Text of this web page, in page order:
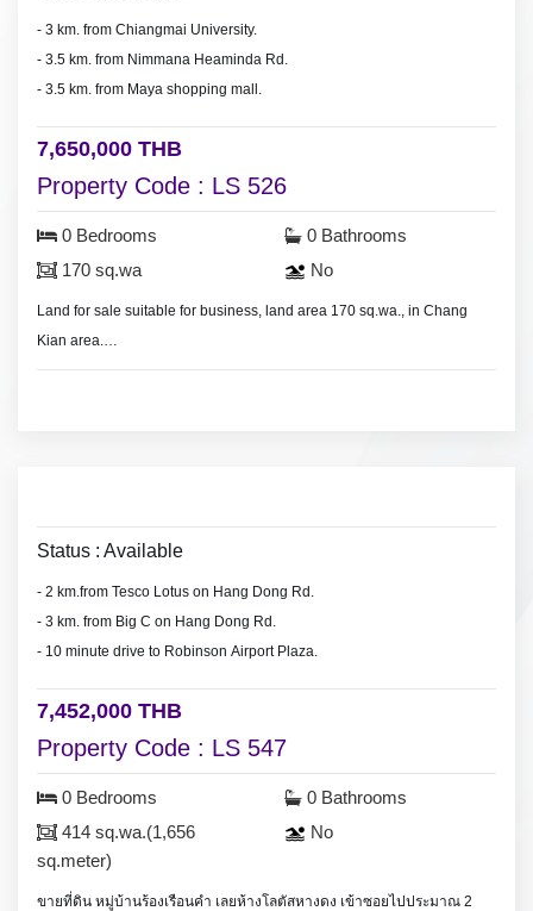
Property Code : LS 526
0 Bedrooms
170 sq.wa
0 Bathrooms
No
Land for sale suitable for business, land area 170 sq.wa., in Chang
Kian area.
- 3 km. from Chiangmai University.
- 3.5 km. from Nimmana Heaminda Rd.
- 3.5 km. from Maya shopping mall.
7,650,000 THB
Property Code : LS 547
0 Bedrooms
414 sq.wa.(1,656
sq.meter)
0 Bathrooms
No
ขายที่ดิน หมู่บ้านร้องเรือนคำ เลยห้างโลตัสหางดง เข้าซอยไปประมาณ 2
Status : Available
- 2 km.from Tesco Lotus on Hang Dong Rd.
- 3 km. from Big C on Hang Dong Rd.
- 10 minute drive to Robinson Airport Plaza.
7,452,000 THB